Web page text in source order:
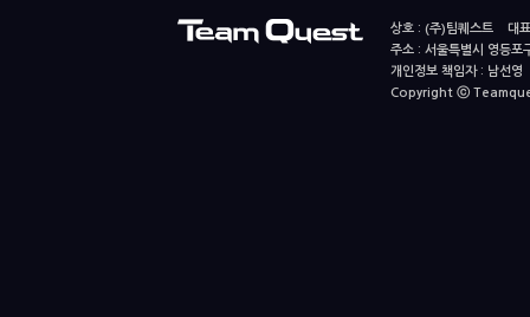
상호 : (주)팀퀘스트 대
주소 : 서울특별시 영등
개인정보 책임자 : 남
Copyright ⓒ